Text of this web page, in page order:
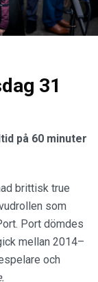
31
på 60 minuter
brittisk true
som
Port dömdes
mellan 2014–
och